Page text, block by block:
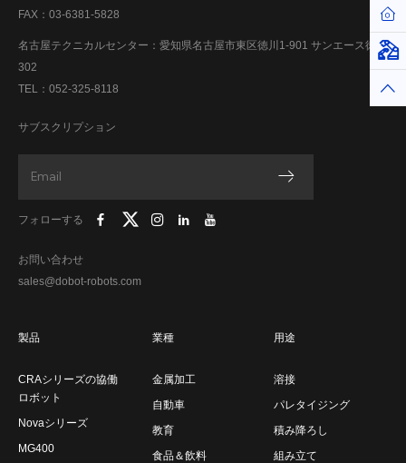
FAX：03-6381-5828
名古屋テクニカルセンター：愛知県名古屋市東区徳川1-901 サンエース徳川
302
TEL：052-325-8118
サブスクリプション
フォローする
お問い合わせ
sales@dobot-robots.com
製品
CRAシリーズの協働
ロボット
Novaシリーズ
MG400
業種
金属加工
自動車
教育
食品＆飲料
用途
溶接
パレタイジング
積み降ろし
組み立て
ホ
仮
ト